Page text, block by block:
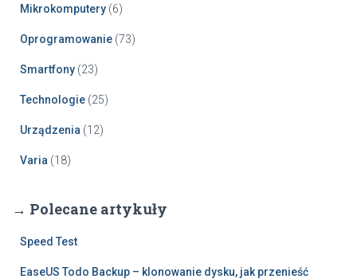
Mikrokomputery (6)
Oprogramowanie (73)
Smartfony (23)
Technologie (25)
Urządzenia (12)
Varia (18)
→ Polecane artykuły
Speed Test
EaseUS Todo Backup – klonowanie dysku, jak przenieść